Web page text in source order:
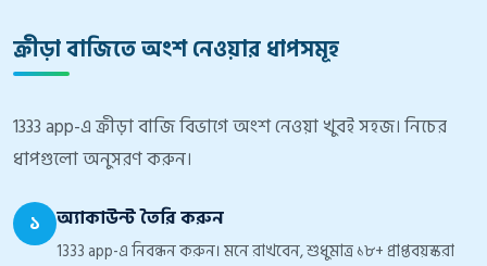
ক্রীড়া বাজিতে অংশ নেওয়ার ধাপসমূহ
1333 app-এ ক্রীড়া বাজি বিভাগে অংশ নেওয়া খুবই সহজ। নিচের
ধাপগুলো অনুসরণ করুন।
১ অ্যাকাউন্ট তৈরি করুন
1333 app-এ নিবন্ধন করুন। মনে রাখবেন, শুধুমাত্র ১৮+ প্রাপ্তবয়স্করা